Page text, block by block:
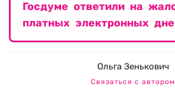
Госдуме ответили на
платных электронных
Ольга Зенькович
Связаться с автором